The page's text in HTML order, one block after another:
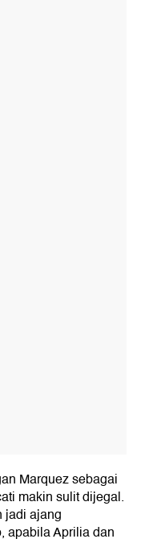
Marquez sebagai
makin sulit dijegal.
jadi ajang
apabila Aprilia dan